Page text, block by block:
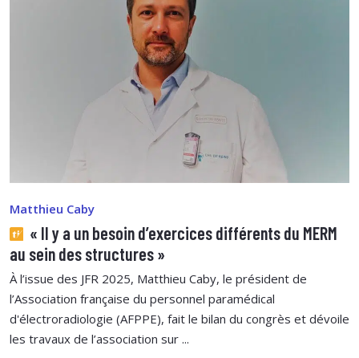
Matthieu Caby
« Il y a un besoin d’exercices différents du MERM
au sein des structures »
À l’issue des JFR 2025, Matthieu Caby, le président de
l’Association française du personnel paramédical
d'électroradiologie (AFPPE), fait le bilan du congrès et dévoile
les travaux de l’association sur ...